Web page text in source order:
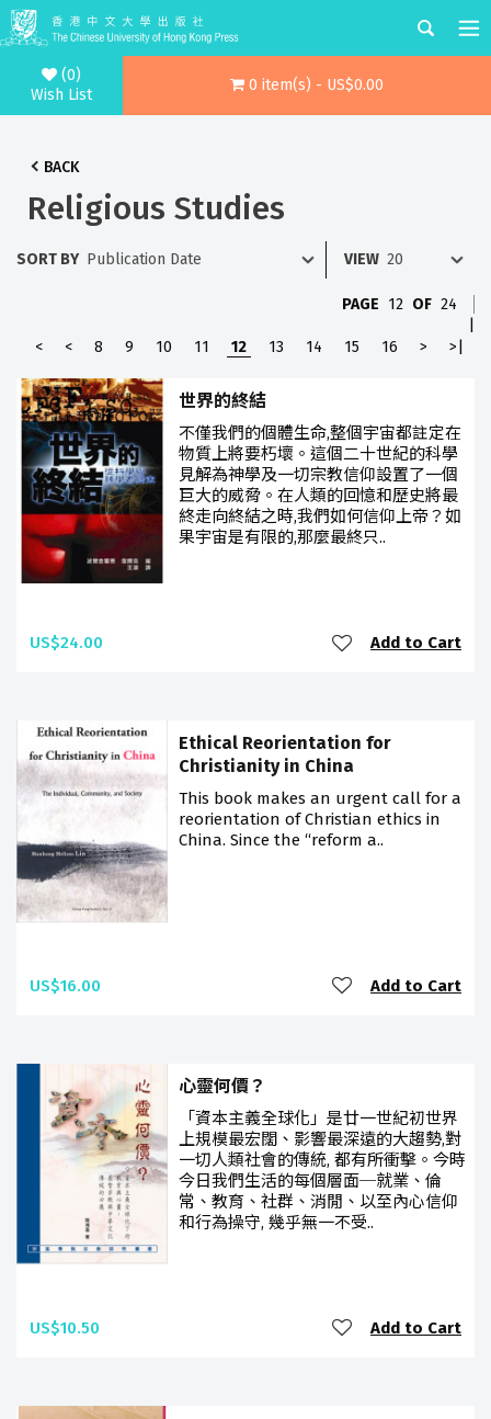
(0)
Wish List
0 item(s) - US$0.00
BACK
Religious Studies
SORT BY VIEW
PAGE 12 OF 24
<
< 8 9 10 11 12 13 14 15 16 > >|
世界的終結
不僅我們的個體生命,整個宇宙都註定在
物質上將要朽壞。這個二十世紀的科學
見解為神學及一切宗教信仰設置了一個
巨大的威脅。在人類的回憶和歷史將最
終走向終結之時,我們如何信仰上帝？如
果宇宙是有限的,那麼最終只..
US$24.00 Add to Cart
Ethical Reorientation for
Christianity in China
This book makes an urgent call for a
reorientation of Christian ethics in
China. Since the “reform a..
US$16.00 Add to Cart
心靈何價？
「資本主義全球化」是廿一世紀初世界
上規模最宏闊、影響最深遠的大趨勢,對
一切人類社會的傳統, 都有所衝擊。今時
今日我們生活的每個層面─就業、倫
常、教育、社群、消閒、以至內心信仰
和行為操守, 幾乎無一不受..
US$10.50 Add to Cart